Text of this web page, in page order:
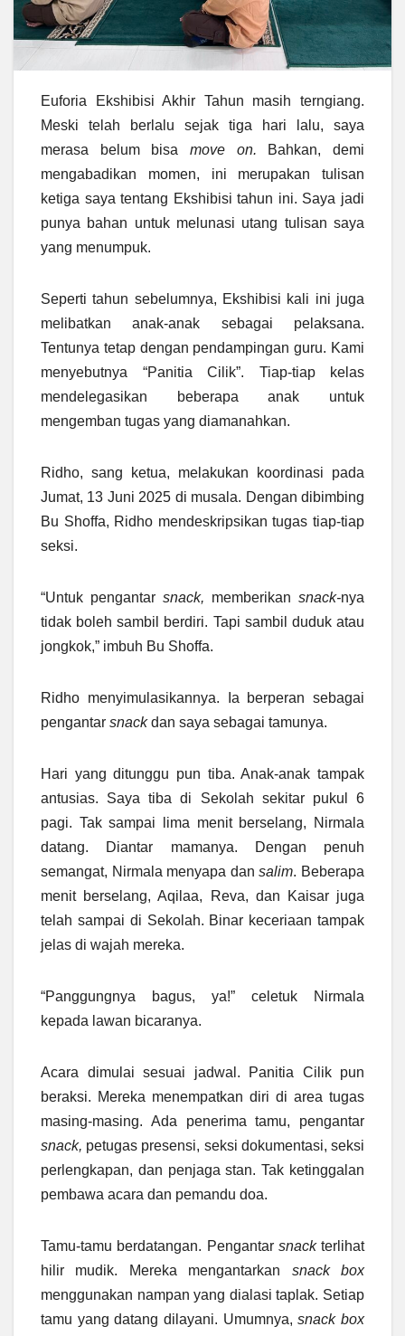
Euforia Ekshibisi Akhir Tahun masih terngiang.
Meski telah berlalu sejak tiga hari lalu, saya
merasa belum bisa move on. Bahkan, demi
mengabadikan momen, ini merupakan tulisan
ketiga saya tentang Ekshibisi tahun ini. Saya jadi
punya bahan untuk melunasi utang tulisan saya
yang menumpuk.
Seperti tahun sebelumnya, Ekshibisi kali ini juga
melibatkan anak-anak sebagai pelaksana.
Tentunya tetap dengan pendampingan guru. Kami
menyebutnya “Panitia Cilik”. Tiap-tiap kelas
mendelegasikan beberapa anak untuk
mengemban tugas yang diamanahkan.
Ridho, sang ketua, melakukan koordinasi pada
Jumat, 13 Juni 2025 di musala. Dengan dibimbing
Bu Shoffa, Ridho mendeskripsikan tugas tiap-tiap
seksi.
“Untuk pengantar snack, memberikan snack-nya
tidak boleh sambil berdiri. Tapi sambil duduk atau
jongkok,” imbuh Bu Shoffa.
Ridho menyimulasikannya. Ia berperan sebagai
pengantar snackdan saya sebagai tamunya.
Hari yang ditunggu pun tiba. Anak-anak tampak
antusias. Saya tiba di Sekolah sekitar pukul 6
pagi. Tak sampai lima menit berselang, Nirmala
datang. Diantar mamanya. Dengan penuh
semangat, Nirmala menyapa dansalim. Beberapa
menit berselang, Aqilaa, Reva, dan Kaisar juga
telah sampai di Sekolah. Binar keceriaan tampak
jelas di wajah mereka.
“Panggungnya bagus, ya!” celetuk Nirmala
kepada lawan bicaranya.
Acara dimulai sesuai jadwal. Panitia Cilik pun
beraksi. Mereka menempatkan diri di area tugas
masing-masing. Ada penerima tamu, pengantar
snack, petugas presensi, seksi dokumentasi, seksi
perlengkapan, dan penjaga stan. Tak ketinggalan
pembawa acara dan pemandu doa.
Tamu-tamu berdatangan. Pengantar snack terlihat
hilir mudik. Mereka mengantarkan snack box
menggunakan nampan yang dialasi taplak. Setiap
tamu yang datang dilayani. Umumnya,snack box